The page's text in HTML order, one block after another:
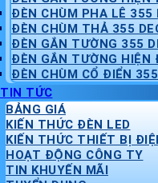
ĐÈN CHÙM PHA LÊ 355
ĐÈN CHÙM THẢ 355
ĐÈN GẮN TƯỜNG 355
ĐÈN GẮN TƯỜNG HIỆN
ĐÈN CHÙM CỔ ĐIỂN
TIN TỨC
BẢNG GIÁ
KIẾN THỨC ĐÈN LED
KIẾN THỨC THIẾT BỊ
HOẠT ĐỘNG CÔNG TY
TIN KHUYẾN MÃI